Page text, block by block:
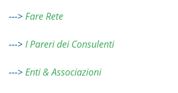
---> Fare Rete
---> I Pareri dei Consulenti
---> Enti & Associazioni